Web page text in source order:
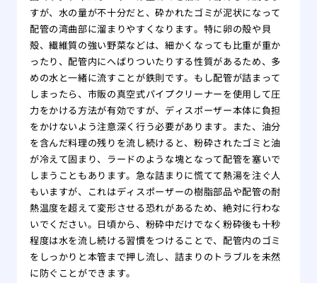
すが、水の量が不十分だと、砕かれたゴミが泥状になって
配管の湾曲部に溜まりやすくなります。特に卵の殻や貝
殻、繊維質の強い野菜などは、細かくなっても比重が重か
ったり、配管内にへばりついたりする性質があるため、多
めの水と一緒に流すことが鉄則です。もし配管が詰まって
しまったら、市販の真空式パイプクリーナーを使用して圧
力をかける方法が有効ですが、ディスポーザー本体に負担
をかけないよう注意深く行う必要があります。また、油分
を含んだ料理の残りを流し続けると、粉砕されたゴミと油
が冷えて固まり、ラードのような塊となって配管を塞いで
しまうこともあります。急な詰まりに慌てて熱湯を注ぐ人
もいますが、これはディスポーザーの樹脂部品や配管の耐
熱温度を超えて変形させる恐れがあるため、絶対に行わな
いでください。日頃から、粉砕中だけでなく粉砕後も十秒
程度は水を流し続ける習慣をつけることで、配管内のゴミ
をしっかりと本管まで押し流し、詰まりのトラブルを未然
に防ぐことができます。